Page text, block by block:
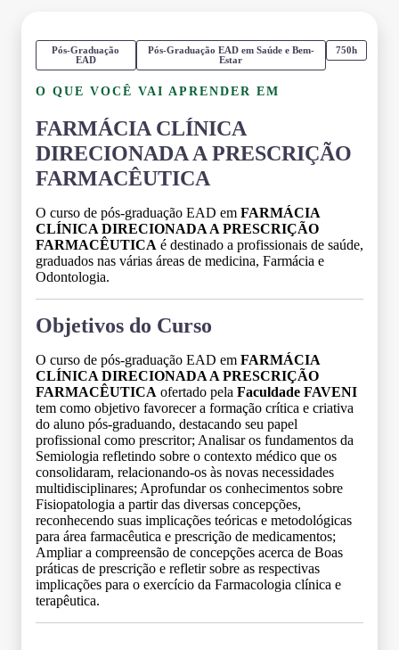
Pós-Graduação
EAD
Pós-Graduação EAD em Saúde e Bem-
Estar
750h
O QUE VOCÊ VAI APRENDER EM
FARMÁCIA CLÍNICA
DIRECIONADA A PRESCRIÇÃO
FARMACÊUTICA
O curso de pós-graduação EAD em FARMÁCIA
CLÍNICA DIRECIONADA A PRESCRIÇÃO
FARMACÊUTICA é destinado a profissionais de saúde,
graduados nas várias áreas de medicina, Farmácia e
Odontologia.
Objetivos do Curso
O curso de pós-graduação EAD em FARMÁCIA
CLÍNICA DIRECIONADA A PRESCRIÇÃO
FARMACÊUTICA ofertado pela Faculdade FAVENI
tem como objetivo favorecer a formação crítica e criativa
do aluno pós-graduando, destacando seu papel
profissional como prescritor; Analisar os fundamentos da
Semiologia refletindo sobre o contexto médico que os
consolidaram, relacionando-os às novas necessidades
multidisciplinares; Aprofundar os conhecimentos sobre
Fisiopatologia a partir das diversas concepções,
reconhecendo suas implicações teóricas e metodológicas
para área farmacêutica e prescrição de medicamentos;
Ampliar a compreensão de concepções acerca de Boas
práticas de prescrição e refletir sobre as respectivas
implicações para o exercício da Farmacologia clínica e
terapêutica.